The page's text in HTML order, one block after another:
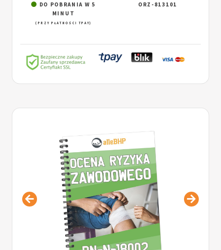
DO POBRANIA W 5
MINUT
(PRZY PŁATNOŚCI TPAY)
ORZ-813101